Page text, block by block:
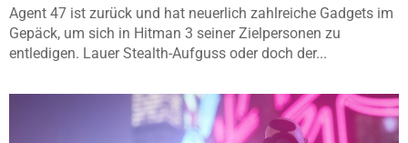
Agent 47 ist zurück und hat neuerlich zahlreiche Gadgets im
Gepäck, um sich in Hitman 3 seiner Zielpersonen zu
entledigen. Lauer Stealth-Aufguss oder doch der...